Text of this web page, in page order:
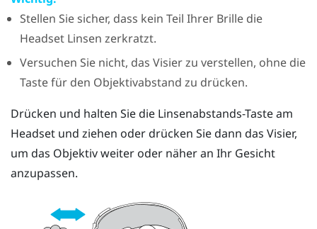
Stellen Sie sicher, dass kein Teil Ihrer Brille die
Headset Linsen zerkratzt.
Versuchen Sie nicht, das Visier zu verstellen, ohne die
Taste für den Objektivabstand zu drücken.
Drücken und halten Sie die Linsenabstands-Taste am
Headset und ziehen oder drücken Sie dann das Visier,
um das Objektiv weiter oder näher an Ihr Gesicht
anzupassen.